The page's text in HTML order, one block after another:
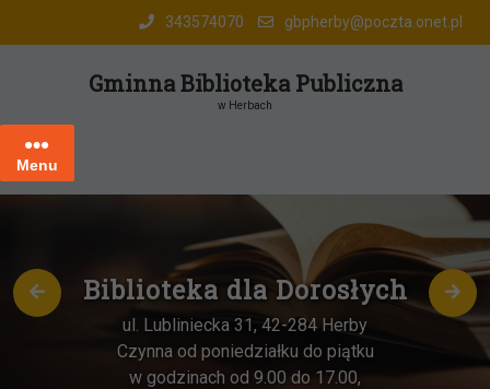
343574070 gbpherby@poczta.onet.pl
Gminna Biblioteka Publiczna
w Herbach
Menu
Biblioteka dla Dorosłych
ul. Lubliniecka 31, 42-284 Herby
Czynna od poniedziałku do piątku
w godzinach od 9.00 do 17.00,